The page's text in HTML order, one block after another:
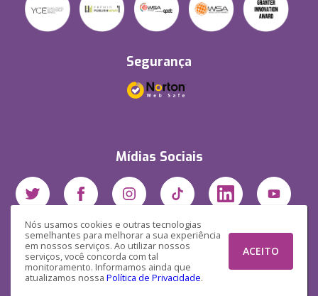
Nós usamos cookies e outras tecnologias
semelhantes para melhorar a sua experiência
em nossos serviços. Ao utilizar nossos
serviços, você concorda com tal
monitoramento. Informamos ainda que
atualizamos nossa Política de Privacidade.
ACEITO
Segurança
Mídias Sociais